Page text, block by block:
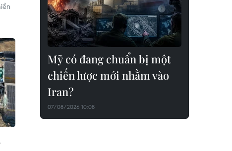
Mỹ có đang chuẩn bị một
chiến lược mới nhằm vào
Iran?
07/08/2026 10:08